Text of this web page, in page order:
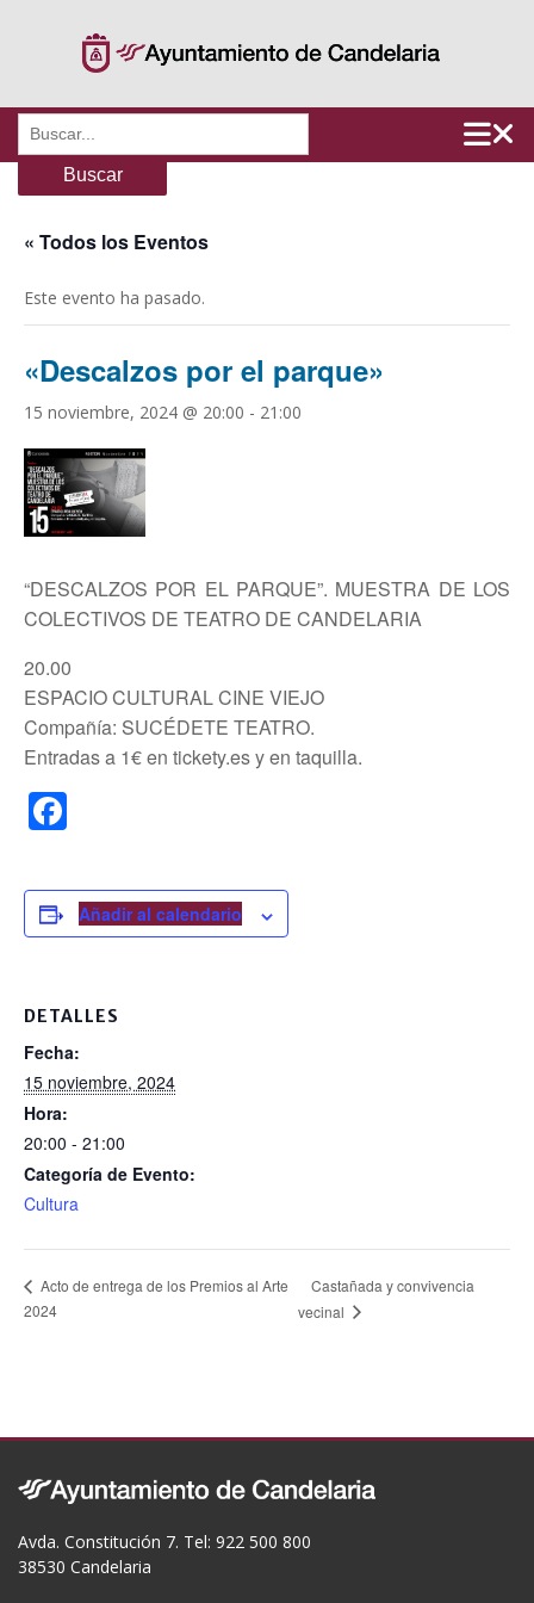
Buscar:
« Todos los Eventos
Este evento ha pasado.
«Descalzos por el parque»
15 noviembre, 2024 @ 20:00 - 21:00
“DESCALZOS POR EL PARQUE”. MUESTRA DE LOS
COLECTIVOS DE TEATRO DE CANDELARIA
20.00
ESPACIO CULTURAL CINE VIEJO
Compañía: SUCÉDETE TEATRO.
Entradas a 1€ en tickety.es y en taquilla.
c
e
o
o
k
Añadir al calendario
DETALLES
Fecha:
15 noviembre, 2024
Hora:
20:00 - 21:00
Categoría de Evento:
Cultura
Acto de entrega de los Premios al Arte
2024
Castañada y convivencia
vecinal
Avda. Constitución 7. Tel: 922 500 800
38530 Candelaria